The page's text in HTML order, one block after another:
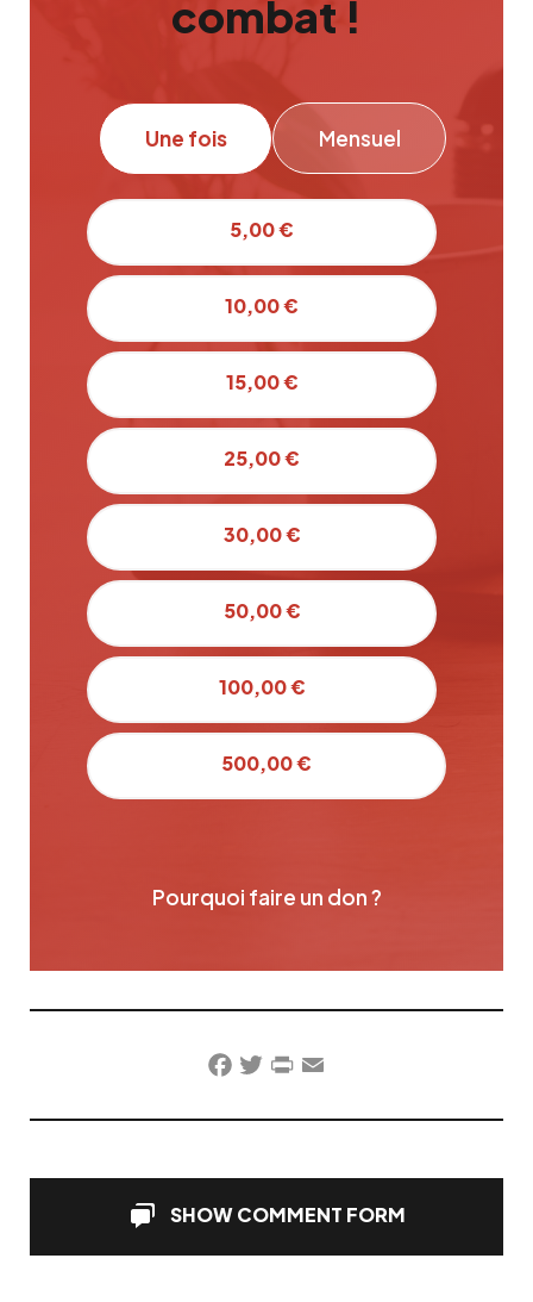
combat !
Une fois Mensuel
5,00 €
10,00 €
15,00 €
25,00 €
30,00 €
50,00 €
100,00 €
500,00 €
Pourquoi faire un don ?
Facebook
TwitterPrintFriendly
Email
SHOW COMMENT FORM